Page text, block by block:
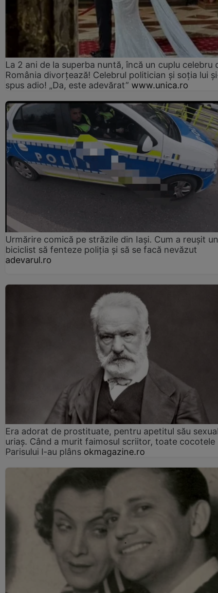
La 2 ani de la superba nuntă, încă un cuplu celebru
România divorțează! Celebrul politician și soția lui
spus adio! „Da, este adevărat” www.unica.ro
Urmărire comică pe străzile din Iași. Cum a reușit un
biciclist să fenteze poliția și să se facă nevăzut
adevarul.ro
Era adorat de prostituate, pentru apetitul său
uriaș. Când a murit faimosul scriitor, toate cocotele
Parisului l-au plâns okmagazine.ro